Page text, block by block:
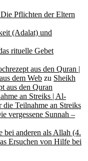
Pflichten der Eltern
(Adalat) und
rituelle Gebet
aus den Quran |
dem Web zu Sheikh
aus den Quran
an Streiks | Al-
Teilnahme an Streiks
vergessene Sunnah –
bei anderen als Allah (4.
Ersuchen von Hilfe bei